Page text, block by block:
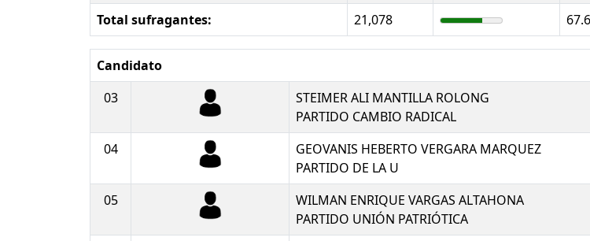
Total sufragantes:
21,078
Candidato
03
STEIMER ALI MANTILLA ROLONG
PARTIDO CAMBIO RADICAL
04
GEOVANIS HEBERTO VERGARA MARQUEZ
PARTIDO DE LA U
05
WILMAN ENRIQUE VARGAS ALTAHONA
PARTIDO UNIÓN PATRIÓTICA